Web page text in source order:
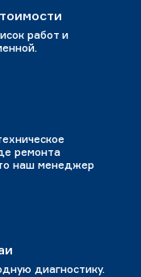
работ и
ремонта
наш менеджер
диагностику.